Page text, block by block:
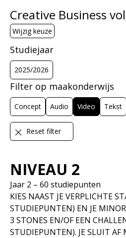
AUDIO BEELD
Creative Business
Wijzig keuze
Studiejaar
2025/2026
Filter op maakonderwijs
Concept Audio Video Tekst
Reset filter
NIVEAU 2
Jaar 2 – 60 studiepunten
KIES NAAST JE VERPLICHTE
STUDIEPUNTEN) EN JE
3 STONES EN/OF EEN
STUDIEPUNTEN). JE SLUIT AF